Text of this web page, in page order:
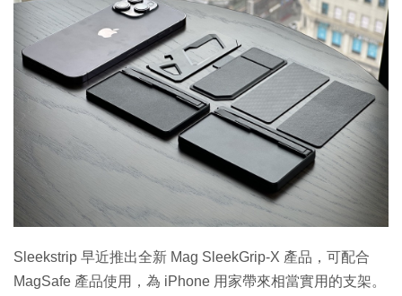
Sleekstrip 早近推出全新 Mag SleekGrip-X 產品，可配合
MagSafe 產品使用，為 iPhone 用家帶來相當實用的支架。